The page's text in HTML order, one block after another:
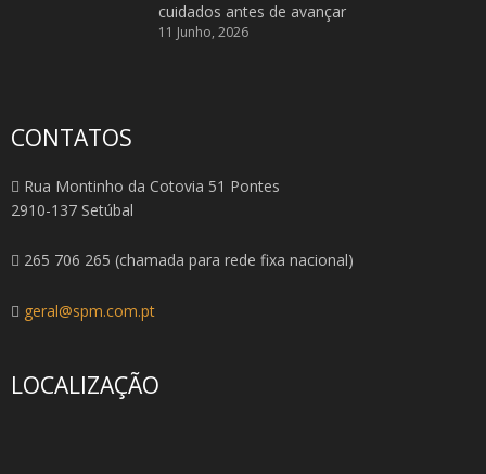
cuidados antes de avançar
11 Junho, 2026
CONTATOS
Rua Montinho da Cotovia 51 Pontes
2910-137 Setúbal
265 706 265 (chamada para rede fixa nacional)
geral@spm.com.pt
LOCALIZAÇÃO